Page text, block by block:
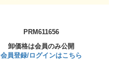
PRM611656
卸価格は会員のみ公開
会員登録/ログインはこちら